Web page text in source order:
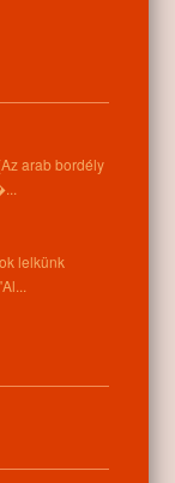
arab bordély
lelkünk